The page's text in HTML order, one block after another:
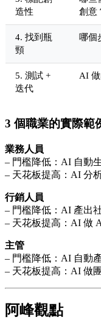
造性
創意
4. 找到瓶
頸
哪個
5. 測試 +
迭代
AI
3 個職業的實際範
業務人員
– 門檻降低：AI 自動
– 天花板提高：AI 分
行銷人員
– 門檻降低：AI 產出
– 天花板提高：AI 做
主管
– 門檻降低：AI 自動
– 天花板提高：AI 做
阿峰觀點